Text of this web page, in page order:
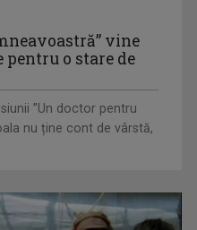
A 1 (V) / VIDEOvine
o stare de
”Un doctor pentru
nu ține cont de vârstă,